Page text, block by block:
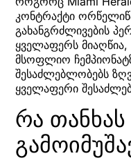
კონტრაქტი
გახანგრძლივების
ყველაფერს
მსოფლიო
შესაძლებლობებს
ყველაფერი
რა თანხას